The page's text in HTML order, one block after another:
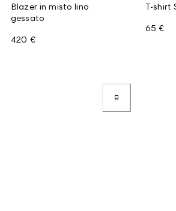
Blazer in misto lino
gessato
420 €
T-shirt
65 €